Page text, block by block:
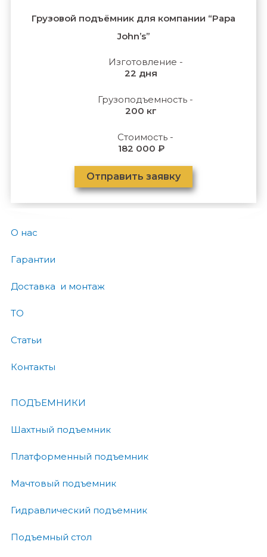
Грузовой подъёмник для компании “Papa
John’s”
Изготовление -
22 дня
Грузоподъемность -
200 кг
Стоимость -
182 000 ₽
Отправить заявку
О нас
Гарантии
Доставка и монтаж
ТО
Статьи
Контакты
ПОДЪЕМНИКИ
Шахтный подъемник
Платформенный подъемник
Мачтовый подъемник
Гидравлический подъемник
Подъемный стол